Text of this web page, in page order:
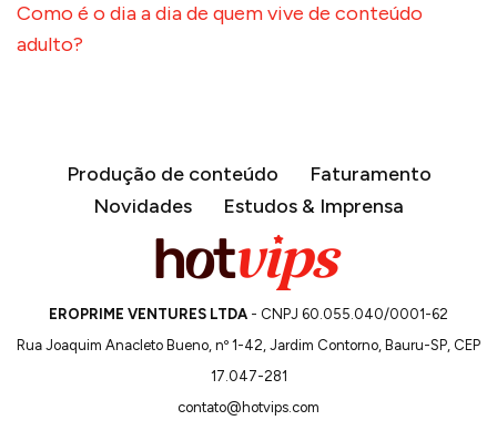
Como é o dia a dia de quem vive de conteúdo
adulto?
Produção de conteúdo
Faturamento
Novidades
Estudos & Imprensa
EROPRIME VENTURES LTDA - CNPJ 60.055.040/0001-62
Rua Joaquim Anacleto Bueno, nº 1-42, Jardim Contorno, Bauru-SP, CEP
17.047-281
contato@hotvips.com